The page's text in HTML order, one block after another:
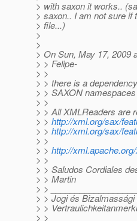
> with saxon it works..
> saxon.. I am not sure
> file...)
>
>
> On Sun, May 17, 2009
> > Felipe-
> >
> > there is a
> > SAXON
> >
> > All XMLReaders are
> > http://xml.org/sax/
> > http://xml.org/sax/
> >
> > http://
> >
> > Saludos Cordiales
> > Martin
> >
> > Jogi és
> >
> >